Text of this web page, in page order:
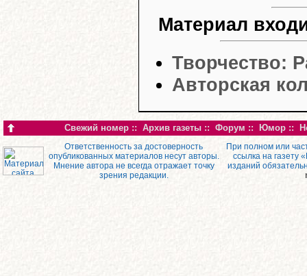
Материал
Творчество:
Авторская
Свежий номер :: Архив газеты :: Форум :: Юмор ::
Ответственность за достоверность
опубликованных материалов несут авторы.
Мнение автора не всегда отражает точку
зрения редакции.
При полном или
ссылка на газету
изданий